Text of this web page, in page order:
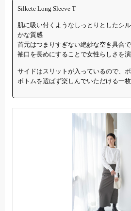
Silkete Long Sleeve T
肌に吸い付くようなしっとりとしたシ
かな質感
首元はつまりすぎない絶妙な空き具合で
袖口を長めにすることで女性らしさを
サイドはスリットが入っているので、
ボトムを選ばず楽しんでいただける一